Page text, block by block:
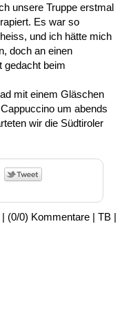
unsere Truppe erstmal
Es war so
und ich hätte mich
doch an einen
gedacht beim
mit einem Gläschen
um abends
wir die Südtiroler
| (0/0) Kommentare | TB |